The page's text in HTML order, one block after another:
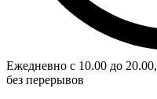
Eжедневно с 10.00 до 20.00,
без перерывов